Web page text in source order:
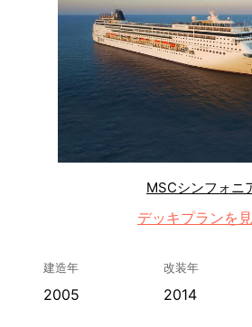
MSCシンフォニ
デッキプランを
建造年
2005
改装年
2014